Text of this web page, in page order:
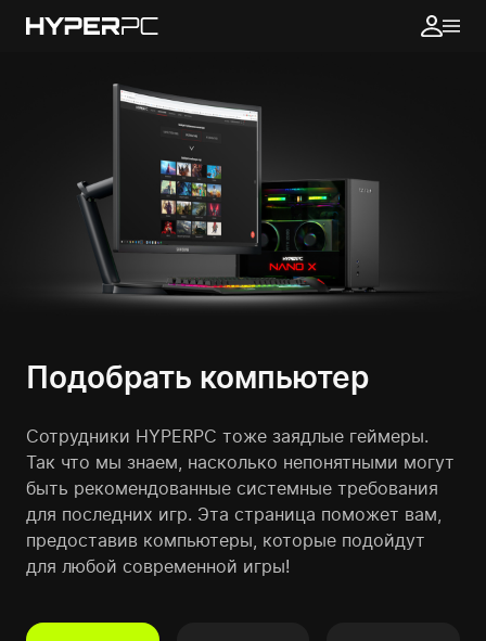
Подобрать компьютер
Сотрудники HYPERPC тоже заядлые геймеры.
Так что мы знаем, насколько непонятными могут
быть рекомендованные системные требования
для последних игр. Эта страница поможет вам,
предоставив компьютеры, которые подойдут
для любой современной игры!